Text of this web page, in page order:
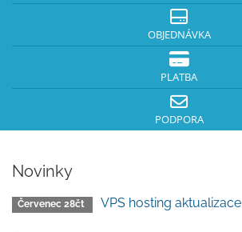
OBJEDNÁVKA
PLATBA
PODPORA
Novinky
Červenec 28čt VPS hosting aktualizace